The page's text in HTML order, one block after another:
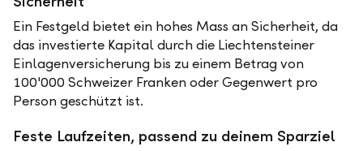
Ein Festgeld bietet ein hohes Mass an Sicherheit, da
das investierte Kapital durch die Liechtensteiner
Einlagenversicherung bis zu einem Betrag von
100'000 Schweizer Franken oder Gegenwert pro
Person geschützt ist.
Feste Laufzeiten, passend zu deinem Sparziel